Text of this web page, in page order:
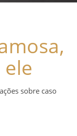
sobre caso